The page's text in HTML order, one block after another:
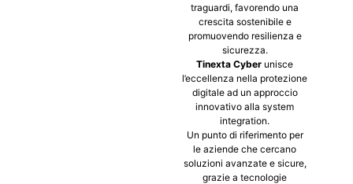
traguardi, favorendo una
crescita sostenibile e
promuovendo resilienza e
sicurezza.
Tinexta Cyber unisce
l’eccellenza nella protezione
digitale ad un approccio
innovativo alla system
integration.
Un punto di riferimento per
le aziende che cercano
soluzioni avanzate e sicure,
grazie a tecnologie